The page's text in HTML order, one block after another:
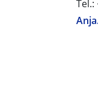
Tel.: